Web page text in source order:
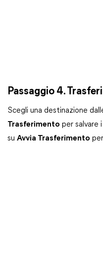
Passaggio 4.
Scegli una destinazione
Trasferimento per salvare
su Avvia Trasferimento